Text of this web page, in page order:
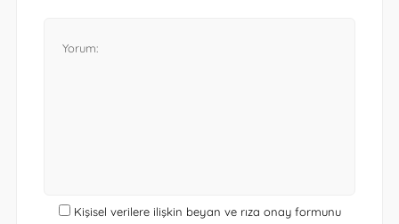
Kişisel verilere ilişkin beyan ve rıza onay formunu